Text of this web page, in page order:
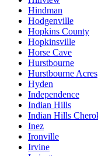
Hindman
Hodgenville
Hopkins County
Hopkinsville
Horse Cave
Hurstbourne
Hurstbourne Acres
Hyden
Independence
Indian Hills
Indian Hills
Inez
Ironville
Irvine